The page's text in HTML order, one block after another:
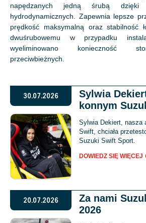
napędzanych jedną śrubą dzięki
hydrodynamicznych. Zapewnia lepsze
prędkość maksymalną oraz stabilność
dwuśrubowemu w przypadku
wyeliminowano konieczność
przeciwbieżnych.
30.07.2026
Sylwia
konnym
Sylwia Dekiert, nasza
Swift, chciała
Suzuki Swift Sport.
DOWIEDZ SIĘ WIĘCEJ
20.07.2026
Za nami
2026